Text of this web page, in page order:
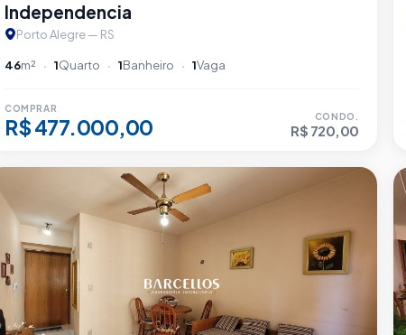
Independencia
Porto Alegre — RS
46m² 1Quarto 1Banheiro 1Vaga
COMPRAR
R$ 477.000,00 CONDO.
R$ 720,00